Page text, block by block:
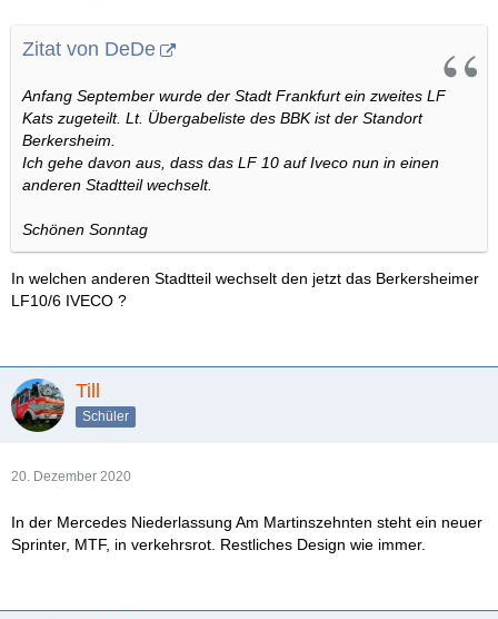
Zitat von DeDe
Anfang September wurde der Stadt Frankfurt ein zweites LF
Kats zugeteilt. Lt. Übergabeliste des BBK ist der Standort
Berkersheim.
Ich gehe davon aus, dass das LF 10 auf Iveco nun in einen
anderen Stadtteil wechselt.
Schönen Sonntag
In welchen anderen Stadtteil wechselt den jetzt das Berkersheimer
LF10/6 IVECO ?
Till
Schüler
20. Dezember 2020
In der Mercedes Niederlassung Am Martinszehnten steht ein neuer
Sprinter, MTF, in verkehrsrot. Restliches Design wie immer.